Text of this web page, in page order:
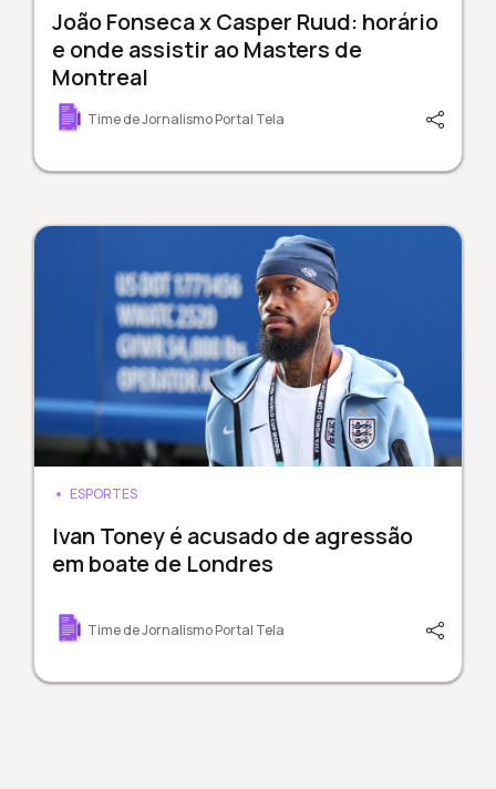
João Fonseca x Casper Ruud: horário
e onde assistir ao Masters de
Montreal
Time de Jornalismo Portal Tela
ESPORTES
Ivan Toney é acusado de agressão
em boate de Londres
Time de Jornalismo Portal Tela